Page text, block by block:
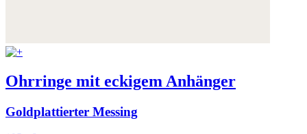
Ohrringe mit eckigem Anhänger
Goldplattierter Messing